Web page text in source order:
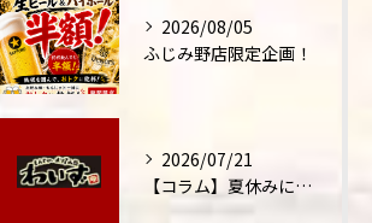
2026/08/05
ふじみ野店限定企画！
2026/07/21
【コラム】夏休みに家族外食が増える理由